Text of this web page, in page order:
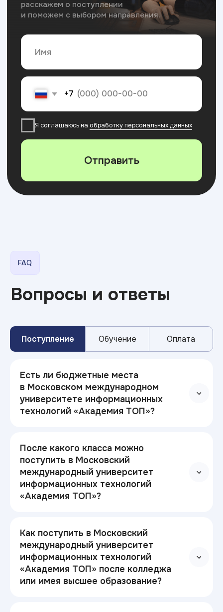
Поступление Обучение Оплата
Есть ли бюджетные места
в Московском международном
университете информационных
технологий «Академия ТОП»?
После какого класса можно
поступить в Московский
международный университет
информационных технологий
«Академия ТОП»?
Как поступить в Московский
международный университет
информационных технологий
«Академия ТОП» после колледжа
или имея высшее образование?